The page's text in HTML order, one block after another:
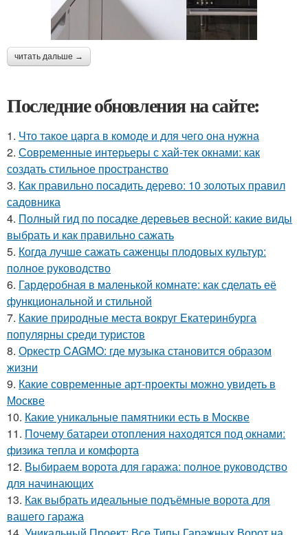
читать дальше →
Последние обновления на сайте:
1. Что такое царга в комоде и для чего она нужна
2. Современные интерьеры с хай-тек окнами: как
создать стильное пространство
3. Как правильно посадить дерево: 10 золотых правил
садовника
4. Полный гид по посадке деревьев весной: какие виды
выбрать и как правильно сажать
5. Когда лучше сажать саженцы плодовых культур:
полное руководство
6. Гардеробная в маленькой комнате: как сделать её
функциональной и стильной
7. Какие природные места вокруг Екатеринбурга
популярны среди туристов
8. Оркестр CAGMO: где музыка становится образом
жизни
9. Какие современные арт-проекты можно увидеть в
Москве
10. Какие уникальные памятники есть в Москве
11. Почему батареи отопления находятся под окнами:
физика тепла и комфорта
12. Выбираем ворота для гаража: полное руководство
для начинающих
13. Как выбрать идеальные подъёмные ворота для
вашего гаража